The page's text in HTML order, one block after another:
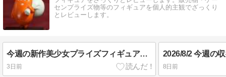
センプライズ物等のフィギュアを個人的主観でざっくり
とレビューします。
今週の新作美少女プライズフィギュア（2026年８月第２週）
3日前
2026/8/2 今週の
8日前